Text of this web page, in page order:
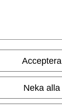
Acceptera
Neka alla